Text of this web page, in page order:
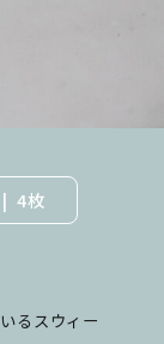
4枚
るスウィー